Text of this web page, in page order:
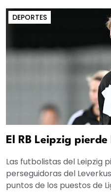
DEPORTES
El RB Leipzig
Las futbolistas del Leipzig
perseguidoras del
puntos de los puestos de